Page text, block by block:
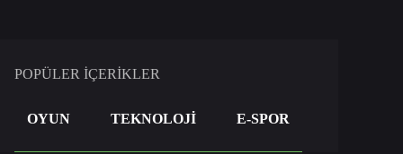
POPÜLER İÇERİKLER
OYUN TEKNOLOJİ E-SPOR